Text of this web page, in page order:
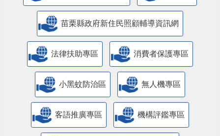
苗栗縣政府新住民照顧輔導資訊網
法律扶助專區 消費者保護專區
小黑蚊防治區 無人機專區
客語推廣專區 機構評鑑專區